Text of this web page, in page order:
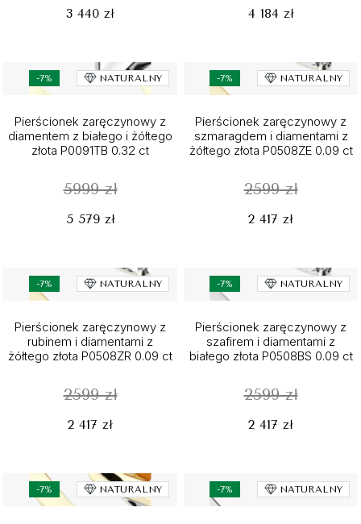
3 440 zł 4 184 zł
-7% NATURALNY
Pierścionek zaręczynowy z
diamentem z białego i żółtego
złota P0091TB 0.32 ct
5999 zł
5 579 zł
-7% NATURALNY
Pierścionek zaręczynowy z
szmaragdem i diamentami z
żółtego złota P0508ZE 0.09 ct
2599 zł
2 417 zł
-7% NATURALNY
Pierścionek zaręczynowy z
rubinem i diamentami z
żółtego złota P0508ZR 0.09 ct
2599 zł
2 417 zł
-7% NATURALNY
Pierścionek zaręczynowy z
szafirem i diamentami z
białego złota P0508BS 0.09 ct
2599 zł
2 417 zł
-7% NATURALNY -7% NATURALNY